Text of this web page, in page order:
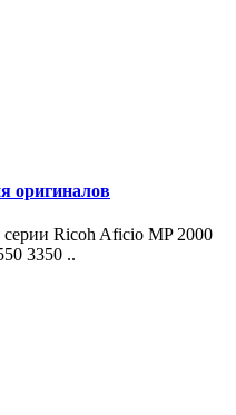
оригиналов
серии Ricoh Aficio MP 2000
3350 ..